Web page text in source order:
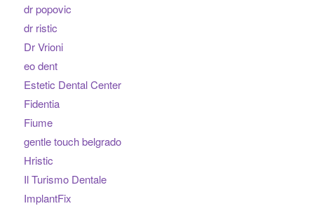
dr popovic
dr ristic
Dr Vrioni
eo dent
Estetic Dental Center
Fidentia
Fiume
gentle touch belgrado
Hristic
Il Turismo Dentale
ImplantFix